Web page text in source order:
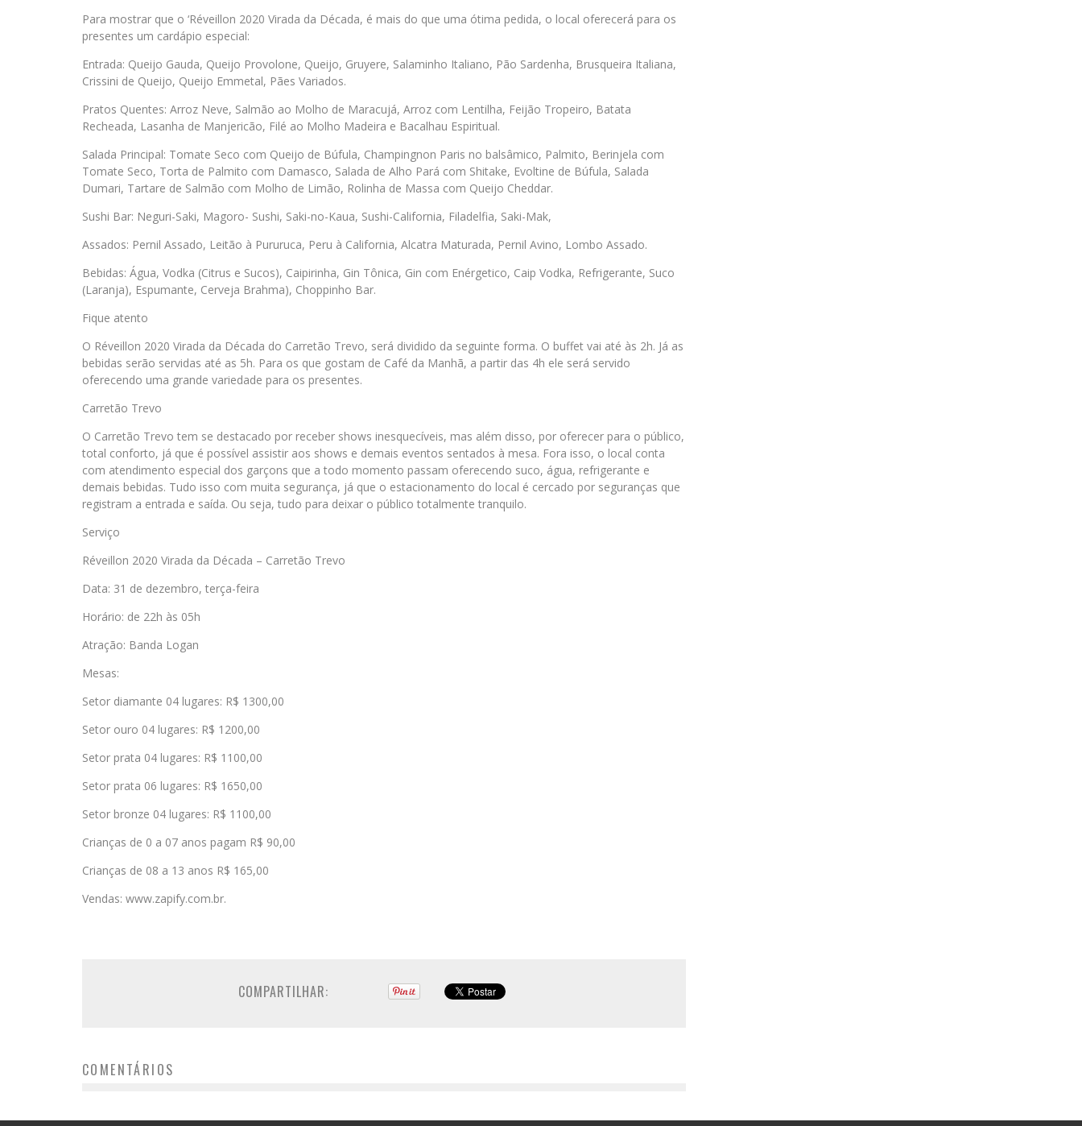
Para mostrar que o ‘Réveillon 2020 Virada da Década, é mais do que uma ótima pedida, o local oferecerá para os
presentes um cardápio especial:
Entrada: Queijo Gauda, Queijo Provolone, Queijo, Gruyere, Salaminho Italiano, Pão Sardenha, Brusqueira Italiana,
Crissini de Queijo, Queijo Emmetal, Pães Variados.
Pratos Quentes: Arroz Neve, Salmão ao Molho de Maracujá, Arroz com Lentilha, Feijão Tropeiro, Batata
Recheada, Lasanha de Manjericão, Filé ao Molho Madeira e Bacalhau Espiritual.
Salada Principal: Tomate Seco com Queijo de Búfula, Champingnon Paris no balsâmico, Palmito, Berinjela com
Tomate Seco, Torta de Palmito com Damasco, Salada de Alho Pará com Shitake, Evoltine de Búfula, Salada
Dumari, Tartare de Salmão com Molho de Limão, Rolinha de Massa com Queijo Cheddar.
Sushi Bar: Neguri-Saki, Magoro- Sushi, Saki-no-Kaua, Sushi-California, Filadelfia, Saki-Mak,
Assados: Pernil Assado, Leitão à Pururuca, Peru à California, Alcatra Maturada, Pernil Avino, Lombo Assado.
Bebidas: Água, Vodka (Citrus e Sucos), Caipirinha, Gin Tônica, Gin com Enérgetico, Caip Vodka, Refrigerante, Suco
(Laranja), Espumante, Cerveja Brahma), Choppinho Bar.
Fique atento
O Réveillon 2020 Virada da Década do Carretão Trevo, será dividido da seguinte forma. O buffet vai até às 2h. Já as
bebidas serão servidas até as 5h. Para os que gostam de Café da Manhã, a partir das 4h ele será servido
oferecendo uma grande variedade para os presentes.
Carretão Trevo
O Carretão Trevo tem se destacado por receber shows inesquecíveis, mas além disso, por oferecer para o público,
total conforto, já que é possível assistir aos shows e demais eventos sentados à mesa. Fora isso, o local conta
com atendimento especial dos garçons que a todo momento passam oferecendo suco, água, refrigerante e
demais bebidas. Tudo isso com muita segurança, já que o estacionamento do local é cercado por seguranças que
registram a entrada e saída. Ou seja, tudo para deixar o público totalmente tranquilo.
Serviço
Réveillon 2020 Virada da Década – Carretão Trevo
Data: 31 de dezembro, terça-feira
Horário: de 22h às 05h
Atração: Banda Logan
Mesas:
Setor diamante 04 lugares: R$ 1300,00
Setor ouro 04 lugares: R$ 1200,00
Setor prata 04 lugares: R$ 1100,00
Setor prata 06 lugares: R$ 1650,00
Setor bronze 04 lugares: R$ 1100,00
Crianças de 0 a 07 anos pagam R$ 90,00
Crianças de 08 a 13 anos R$ 165,00
Vendas: www.zapify.com.br.
COMPARTILHAR:
COMENTÁRIOS